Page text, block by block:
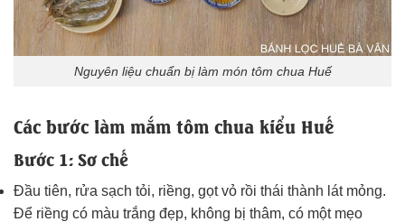
Nguyên liệu chuẩn bị làm món tôm chua Huế
Các bước làm mắm tôm chua kiểu Huế
Bước 1: Sơ chế
Đầu tiên, rửa sạch tỏi, riềng, gọt vỏ rồi thái thành lát mỏng.
Để riềng có màu trắng đẹp, không bị thâm, có một mẹo